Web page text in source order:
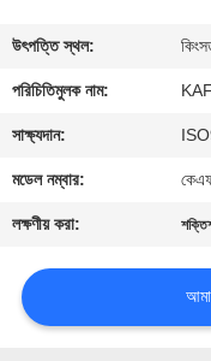
কারখানা
পরিদর্শন
গুণমান
নিয়ন্ত্রণ
আমাদের
সাথে
উৎপত্তি স্থল:
পরিচিতিমুলক নাম:
সাক্ষ্যদান:
মডেল নম্বার:
লক্ষণীয় করা: